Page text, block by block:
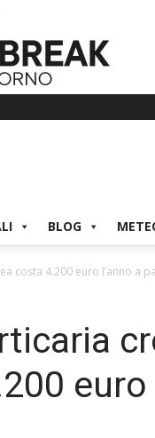
BLOG
costa 4.200 euro l’anno a
euro